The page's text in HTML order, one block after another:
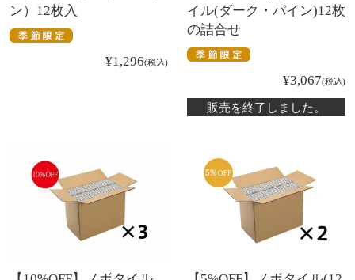
ン）12枚入
¥1,296 税込
イル(ダーク・パイン)12枚
の詰合せ
¥3,067 税込
販売を終了しました。